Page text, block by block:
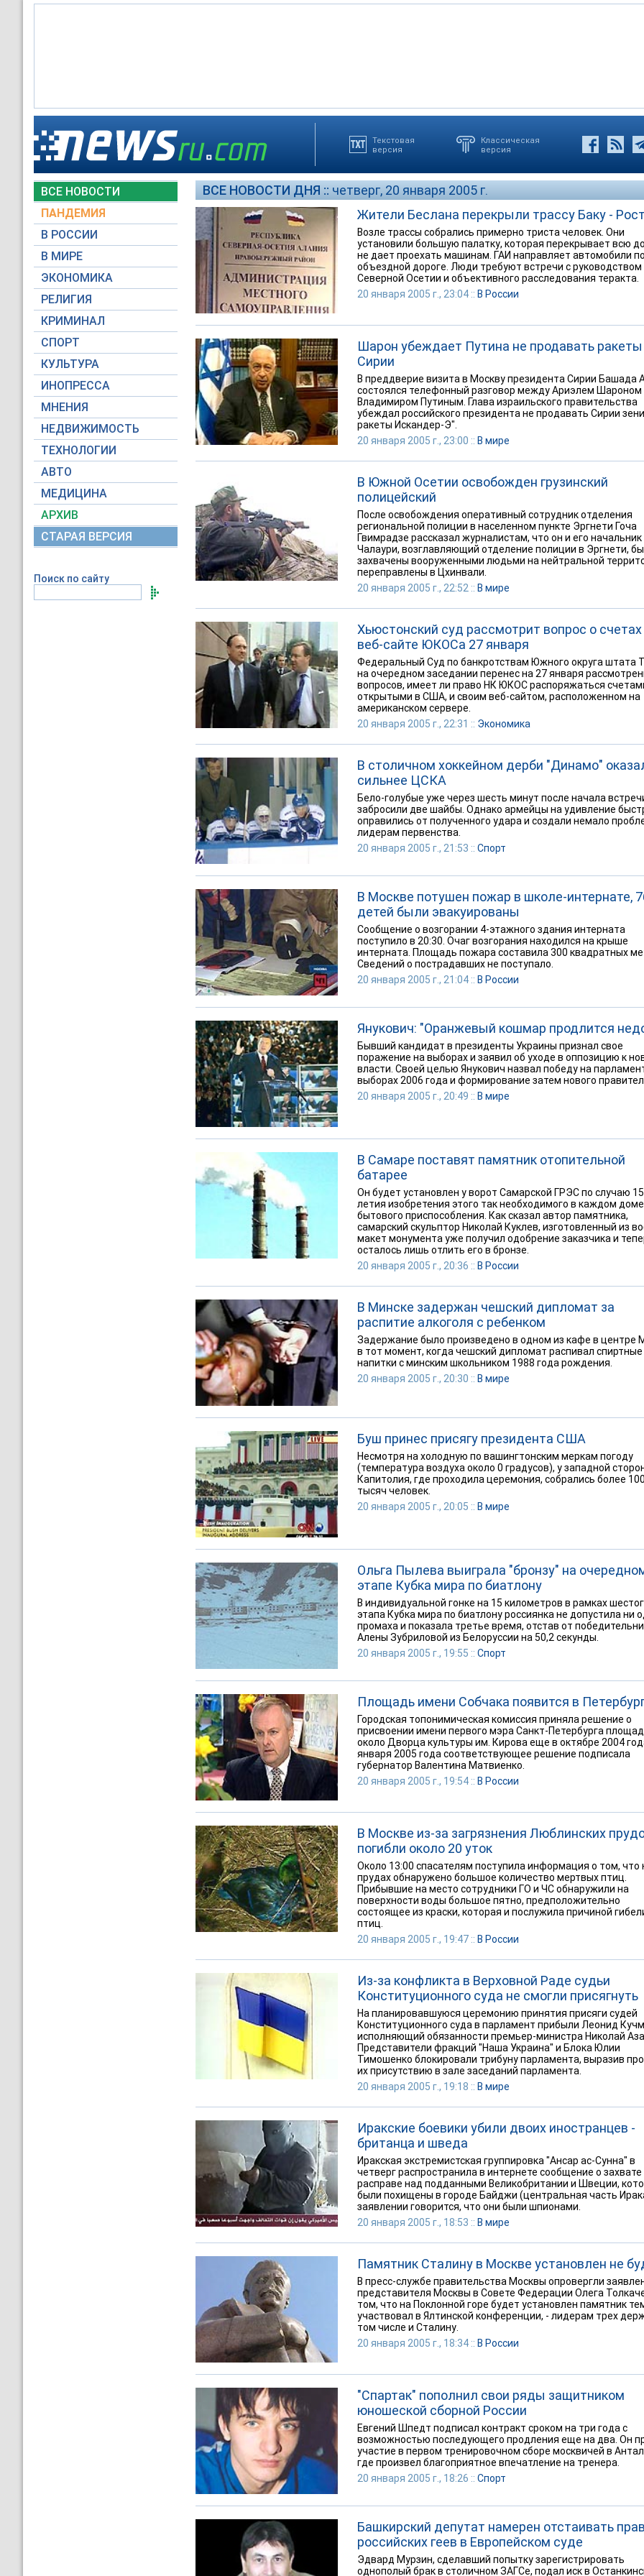
Текстовая
версия
Классическая
версия
ВСЕ НОВОСТИ
ПАНДЕМИЯ
В РОССИИ
В МИРЕ
ЭКОНОМИКА
РЕЛИГИЯ
КРИМИНАЛ
СПОРТ
КУЛЬТУРА
ИНОПРЕССА
МНЕНИЯ
НЕДВИЖИМОСТЬ
ТЕХНОЛОГИИ
АВТО
МЕДИЦИНА
АРХИВ
СТАРАЯ ВЕРСИЯ
Поиск по сайту
ВСЕ НОВОСТИ ДНЯ :: четверг, 20 января 2005 г.
Жители Беслана перекрыли трассу Баку -
Возле трассы собрались примерно триста человек. Они
установили большую палатку, которая перекрывает всю
не дает проехать машинам. ГАИ направляет автомобили по
объездной дороге. Люди требуют встречи с руководством
Северной Осетии и объективного расследования теракта.
20 января 2005 г., 23:04 :: В России
Шарон убеждает Путина не продавать ракеты
Сирии
В преддверие визита в Москву президента Сирии Башада
состоялся телефонный разговор между Ариэлем Шароном
Владимиром Путиным. Глава израильского правительства
убеждал российского президента не продавать Сирии
ракеты Искандер-Э".
20 января 2005 г., 23:00 :: В мире
В Южной Осетии освобожден грузинский
полицейский
После освобождения оперативный сотрудник отделения
региональной полиции в населенном пункте Эргнети Гоча
Гвимрадзе рассказал журналистам, что он и его
Чалаури, возглавляющий отделение полиции в Эргнети,
захвачены вооруженными людьми на нейтральной
переправлены в Цхинвали.
20 января 2005 г., 22:52 :: В мире
Хьюстонский суд рассмотрит вопрос о счетах
веб-сайте ЮКОСа 27 января
Федеральный Суд по банкротствам Южного округа штата
на очередном заседании перенес на 27 января
вопросов, имеет ли право НК ЮКОС распоряжаться
открытыми в США, и своим веб-сайтом, расположенном на
американском сервере.
20 января 2005 г., 22:31 :: Экономика
В столичном хоккейном дерби "Динамо"
сильнее ЦСКА
Бело-голубые уже через шесть минут после начала
забросили две шайбы. Однако армейцы на удивление
оправились от полученного удара и создали немало
лидерам первенства.
20 января 2005 г., 21:53 :: Спорт
В Москве потушен пожар в школе-интернате,
детей были эвакуированы
Сообщение о возгорании 4-этажного здания интерната
поступило в 20:30. Очаг возгорания находился на крыше
интерната. Площадь пожара составила 300 квадратных
Сведений о пострадавших не поступало.
20 января 2005 г., 21:04 :: В России
Янукович: "Оранжевый кошмар продлится
Бывший кандидат в президенты Украины признал свое
поражение на выборах и заявил об уходе в оппозицию к
власти. Своей целью Янукович назвал победу на
выборах 2006 года и формирование затем нового
20 января 2005 г., 20:49 :: В мире
В Самаре поставят памятник отопительной
батарее
Он будет установлен у ворот Самарской ГРЭС по случаю
летия изобретения этого так необходимого в каждом доме
бытового приспособления. Как сказал автор памятника,
самарский скульптор Николай Куклев, изготовленный из
макет монумента уже получил одобрение заказчика и
осталось лишь отлить его в бронзе.
20 января 2005 г., 20:36 :: В России
В Минске задержан чешский дипломат за
распитие алкоголя с ребенком
Задержание было произведено в одном из кафе в центре
в тот момент, когда чешский дипломат распивал спиртные
напитки с минским школьником 1988 года рождения.
20 января 2005 г., 20:30 :: В мире
Буш принес присягу президента США
Несмотря на холодную по вашингтонским меркам погоду
(температура воздуха около 0 градусов), у западной
Капитолия, где проходила церемония, собрались более 100
тысяч человек.
20 января 2005 г., 20:05 :: В мире
Ольга Пылева выиграла "бронзу" на
этапе Кубка мира по биатлону
В индивидуальной гонке на 15 километров в рамках
этапа Кубка мира по биатлону россиянка не допустила ни
промаха и показала третье время, отстав от
Алены Зубриловой из Белоруссии на 50,2 секунды.
20 января 2005 г., 19:55 :: Спорт
Площадь имени Собчака появится в
Городская топонимическая комиссия приняла решение о
присвоении имени первого мэра Санкт-Петербурга
около Дворца культуры им. Кирова еще в октябре 2004
января 2005 года соответствующее решение подписала
губернатор Валентина Матвиенко.
20 января 2005 г., 19:54 :: В России
В Москве из-за загрязнения Люблинских
погибли около 20 уток
Около 13:00 спасателям поступила информация о том, что
прудах обнаружено большое количество мертвых птиц.
Прибывшие на место сотрудники ГО и ЧС обнаружили на
поверхности воды большое пятно, предположительно
состоящее из краски, которая и послужила причиной
птиц.
20 января 2005 г., 19:47 :: В России
Из-за конфликта в Верховной Раде судьи
Конституционного суда не смогли присягнуть
На планировавшуюся церемонию принятия присяги судей
Конституционного суда в парламент прибыли Леонид
исполняющий обязанности премьер-министра Николай
Представители фракций "Наша Украина" и Блока Юлии
Тимошенко блокировали трибуну парламента, выразив
их присутствию в зале заседаний парламента.
20 января 2005 г., 19:18 :: В мире
Иракские боевики убили двоих иностранцев -
британца и шведа
Иракская экстремистская группировка "Ансар ас-Сунна" в
четверг распространила в интернете сообщение о захвате
расправе над подданными Великобритании и Швеции,
были похищены в городе Байджи (центральная часть
заявлении говорится, что они были шпионами.
20 января 2005 г., 18:53 :: В мире
Памятник Сталину в Москве установлен не
В пресс-службе правительства Москвы опровергли
представителя Москвы в Совете Федерации Олега
том, что на Поклонной горе будет установлен памятник
участвовал в Ялтинской конференции, - лидерам трех
том числе и Сталину.
20 января 2005 г., 18:34 :: В России
"Спартак" пополнил свои ряды защитником
юношеской сборной России
Евгений Шпедт подписал контракт сроком на три года с
возможностью последующего продления еще на два. Он
участие в первом тренировочном сборе москвичей в
где произвел благоприятное впечатление на тренера.
20 января 2005 г., 18:26 :: Спорт
Башкирский депутат намерен отстаивать
российских геев в Европейском суде
Эдвард Мурзин, сделавший попытку зарегистрировать
однополый брак в столичном ЗАГСе, подал иск в